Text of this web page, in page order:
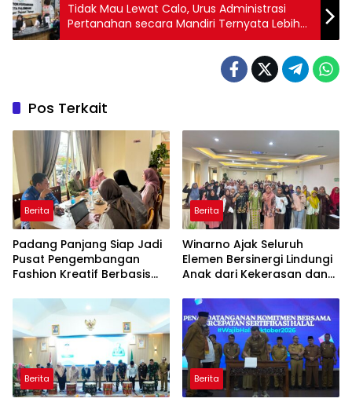
Tidak Mau Lewat Calo, Urus Administrasi
Pertanahan secara Mandiri Ternyata Lebih
Murah
Pos Terkait
Berita
Padang Panjang Siap Jadi
Pusat Pengembangan
Fashion Kreatif Berbasis
Berita
Winarno Ajak Seluruh
Elemen Bersinergi Lindungi
Anak dari Kekerasan dan
Berita Berita